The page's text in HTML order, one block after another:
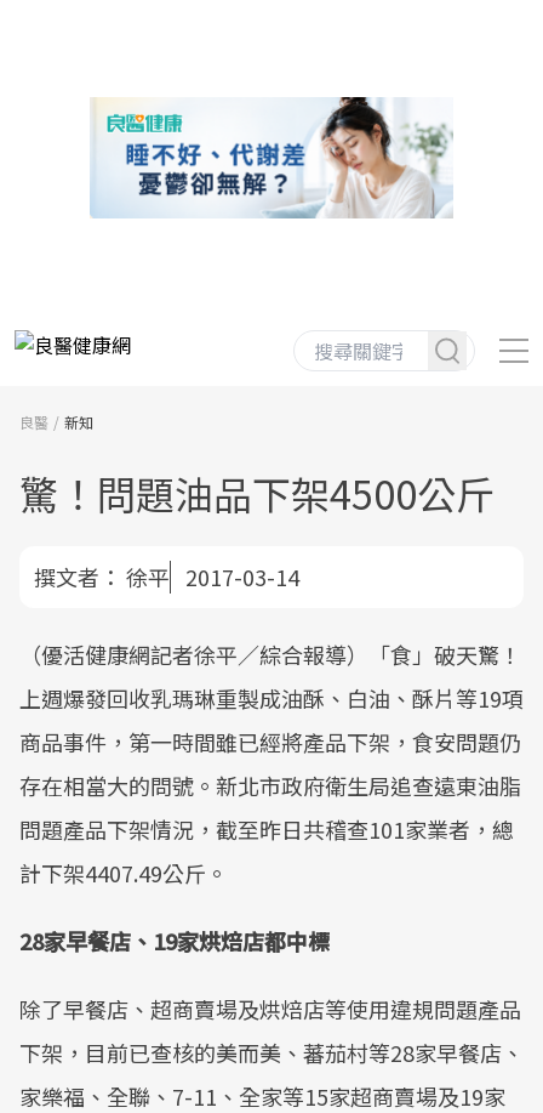
良醫 新知
驚！問題油品下架4500公斤
撰文者： 徐平 2017-03-14
（優活健康網記者徐平／綜合報導）「食」破天驚！
上週爆發回收乳瑪琳重製成油酥、白油、酥片等19項
商品事件，第一時間雖已經將產品下架，食安問題仍
存在相當大的問號。新北市政府衛生局追查遠東油脂
問題產品下架情況，截至昨日共稽查101家業者，總
計下架4407.49公斤。
28家早餐店、19家烘焙店都中標
除了早餐店、超商賣場及烘焙店等使用違規問題產品
下架，目前已查核的美而美、蕃茄村等28家早餐店、
家樂福、全聯、7-11、全家等15家超商賣場及19家